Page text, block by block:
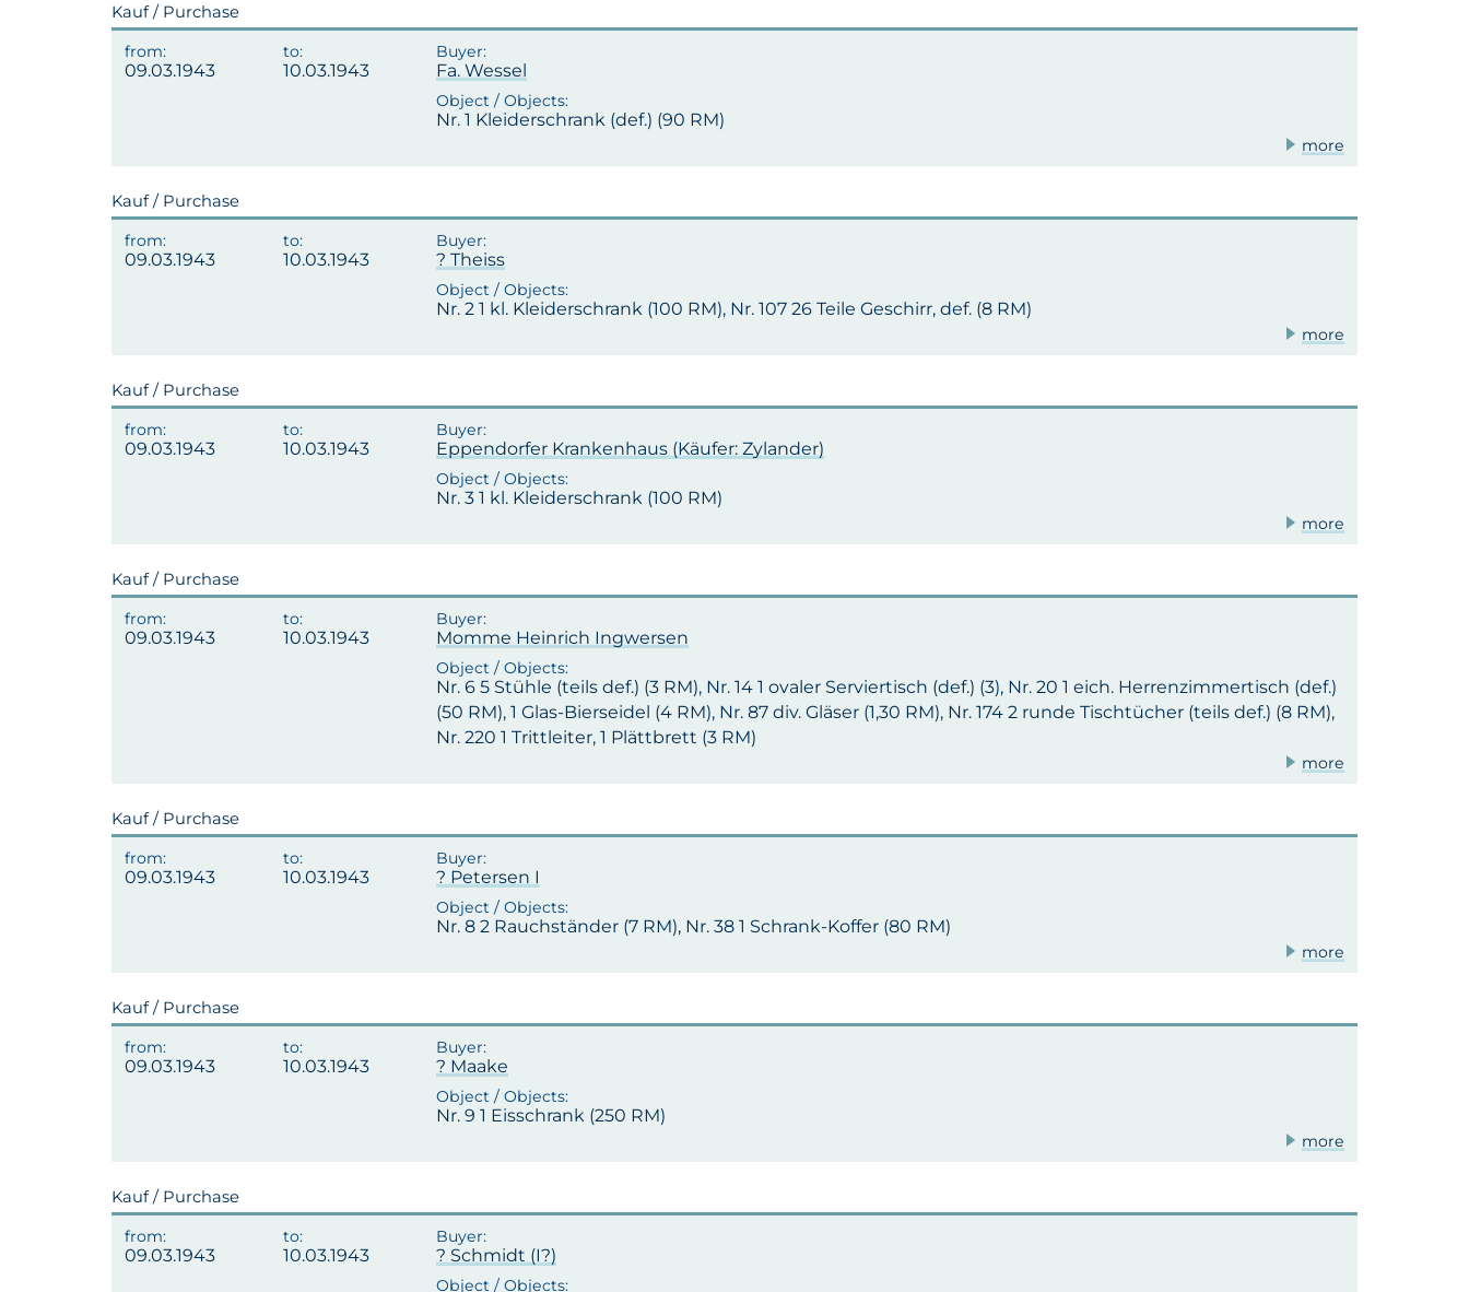
Kauf / Purchase
09.03.1943 10.03.1943 Fa. Wessel
Nr. 1 Kleiderschrank (def.) (90 RM)
more
Kauf / Purchase
09.03.1943 10.03.1943 ? Theiss
Nr. 2 1 kl. Kleiderschrank (100 RM), Nr. 107 26 Teile Geschirr, def. (8 RM)
more
Kauf / Purchase
09.03.1943 10.03.1943 Eppendorfer Krankenhaus (Käufer: Zylander)
Nr. 3 1 kl. Kleiderschrank (100 RM)
more
Kauf / Purchase
09.03.1943 10.03.1943 Momme Heinrich Ingwersen
Nr. 6 5 Stühle (teils def.) (3 RM), Nr. 14 1 ovaler Serviertisch (def.) (3), Nr. 20 1 eich. Herrenzimmertisch (def.)
(50 RM), 1 Glas-Bierseidel (4 RM), Nr. 87 div. Gläser (1,30 RM), Nr. 174 2 runde Tischtücher (teils def.) (8 RM),
Nr. 220 1 Trittleiter, 1 Plättbrett (3 RM)
more
Kauf / Purchase
09.03.1943 10.03.1943 ? Petersen I
Nr. 8 2 Rauchständer (7 RM), Nr. 38 1 Schrank-Koffer (80 RM)
more
Kauf / Purchase
09.03.1943 10.03.1943 ? Maake
Nr. 9 1 Eisschrank (250 RM)
more
Kauf / Purchase
09.03.1943 10.03.1943 ? Schmidt (I?)